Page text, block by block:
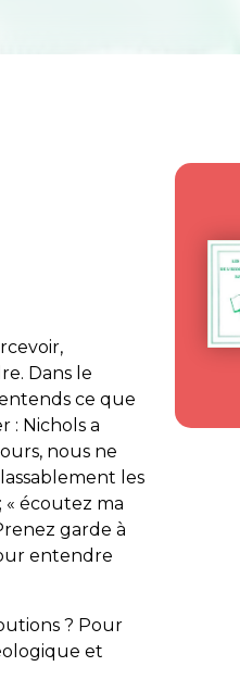
Dans le
ce que
: Nichols a
nous ne
les
« écoutez ma
garde à
entendre
? Pour
et